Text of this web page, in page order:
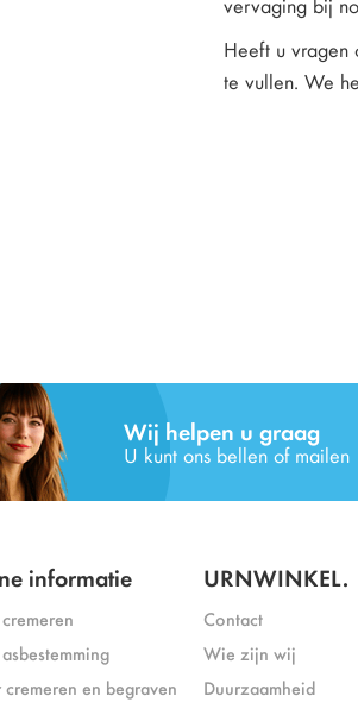
Heeft u vragen
te vullen. We
Wij helpen u graag
U kunt ons bellen of mailen
informatie
en begraven
URNWINKEL.
Contact
Wie zijn wij
Duurzaamheid